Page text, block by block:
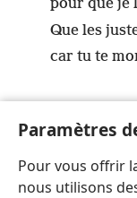
Paramètres
Pour vous offrir
nous utilisons
pour que je
Que les
car tu te